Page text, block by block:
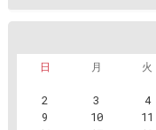
日
月 火
2
3 4
9
10 11